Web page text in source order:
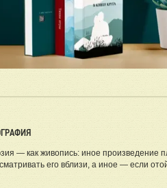
— как живопись: иное произведение
его вблизи, а иное — если